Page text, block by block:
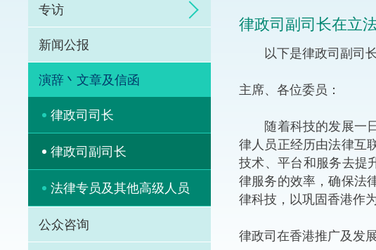
网上争议解决及法律科技
体育争议解决先导计划
能力建设
法律枢纽
促成交易和争议解决服务中心
与澳
“一
专访
新闻公报
演辞丶文章及信函
律政司司长
律政司副司长
法律专员及其他高级人员
公众咨询
律政司副司长在立
以下是律政司副司长
主席、各位委员：
随着科技的发展一日
律人员正经历由法律互
技术、平台和服务去提
律服务的效率，确保法
律科技，以巩固香港作
律政司在香港推广及发